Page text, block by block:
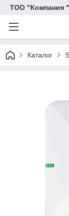
ТОО "Компания
Каталог